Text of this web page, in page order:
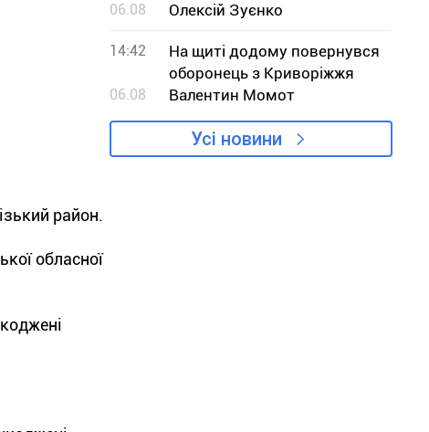
район.
обласної
06.08
Олексій Зуєнко
14:42
06.08
На щиті додому повернувся
оборонець з Криворіжжя
Валентин Момот
Усі новини